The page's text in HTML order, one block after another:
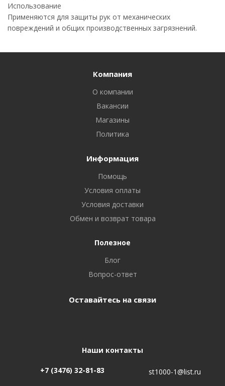
Использование
Применяются для защиты рук от механических
повреждений и общих производственных загрязнений.
Компания
О компании
Вакансии
Магазины
Политика
Информация
Помощь
Условия оплаты
Условия доставки
Обмен и возврат товара
Полезное
Блог
Вопрос-ответ
Оставайтесь на связи
Наши контакты
+7 (3476) 32-81-83 st1000-1@list.ru